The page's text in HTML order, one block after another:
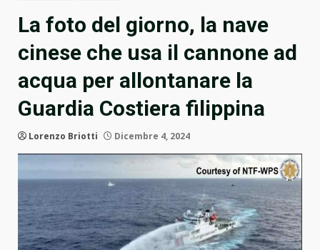
La foto del giorno, la nave
cinese che usa il cannone ad
acqua per allontanare la
Guardia Costiera filippina
Lorenzo Briotti Dicembre 4, 2024